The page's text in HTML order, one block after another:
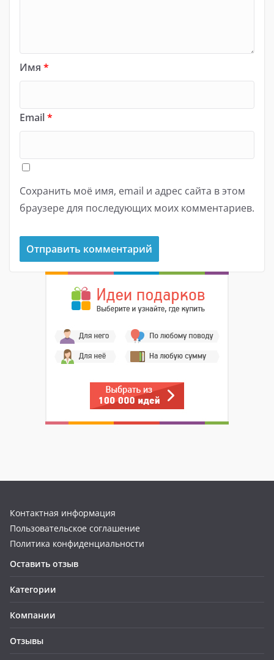
Имя *
Email*
Сохранить моё имя, email и адрес сайта в этом
браузере для последующих моих комментариев.
Контактная информация
Пользовательское соглашение
Политика конфиденциальности
Оставить отзыв
Категории
Компании
Отзывы